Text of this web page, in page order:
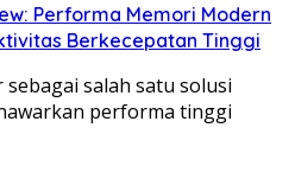
Performa Memori Modern
Berkecepatan Tinggi
salah satu solusi
performa tinggi